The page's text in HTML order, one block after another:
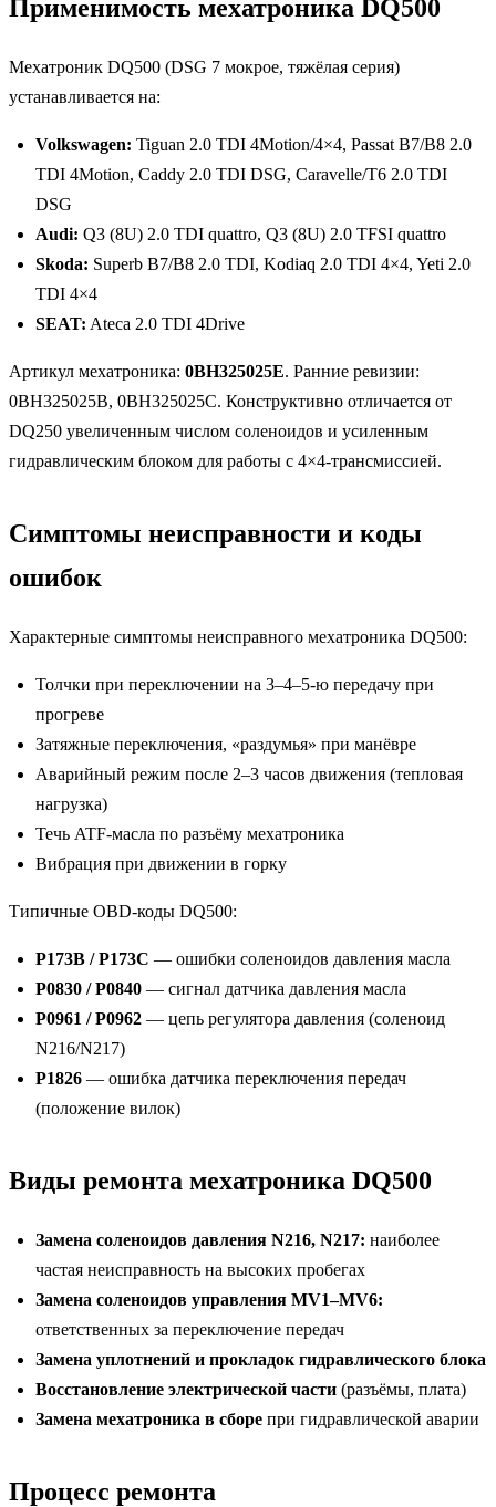
Применимость мехатроника DQ500
Мехатроник DQ500 (DSG 7 мокрое, тяжёлая серия)
устанавливается на:
Volkswagen: Tiguan 2.0 TDI 4Motion/4×4, Passat B7/B8 2.0
TDI 4Motion, Caddy 2.0 TDI DSG, Caravelle/T6 2.0 TDI
DSG
Audi: Q3 (8U) 2.0 TDI quattro, Q3 (8U) 2.0 TFSI quattro
Skoda: Superb B7/B8 2.0 TDI, Kodiaq 2.0 TDI 4×4, Yeti 2.0
TDI 4×4
SEAT: Ateca 2.0 TDI 4Drive
Артикул мехатроника: 0BH325025E. Ранние ревизии:
0BH325025B, 0BH325025C. Конструктивно отличается от
DQ250 увеличенным числом соленоидов и усиленным
гидравлическим блоком для работы с 4×4-трансмиссией.
Симптомы неисправности и коды
ошибок
Характерные симптомы неисправного мехатроника DQ500:
Толчки при переключении на 3–4–5-ю передачу при
прогреве
Затяжные переключения, «раздумья» при манёвре
Аварийный режим после 2–3 часов движения (тепловая
нагрузка)
Течь ATF-масла по разъёму мехатроника
Вибрация при движении в горку
Типичные OBD-коды DQ500:
P173B / P173C — ошибки соленоидов давления масла
P0830 / P0840 — сигнал датчика давления масла
P0961 / P0962 — цепь регулятора давления (соленоид
N216/N217)
P1826 — ошибка датчика переключения передач
(положение вилок)
Виды ремонта мехатроника DQ500
Замена соленоидов давления N216, N217: наиболее
частая неисправность на высоких пробегах
Замена соленоидов управления MV1–MV6:
ответственных за переключение передач
Замена уплотнений и прокладок гидравлического блока
Восстановление электрической части (разъёмы, плата)
Замена мехатроника в сборе при гидравлической аварии
Процесс ремонта